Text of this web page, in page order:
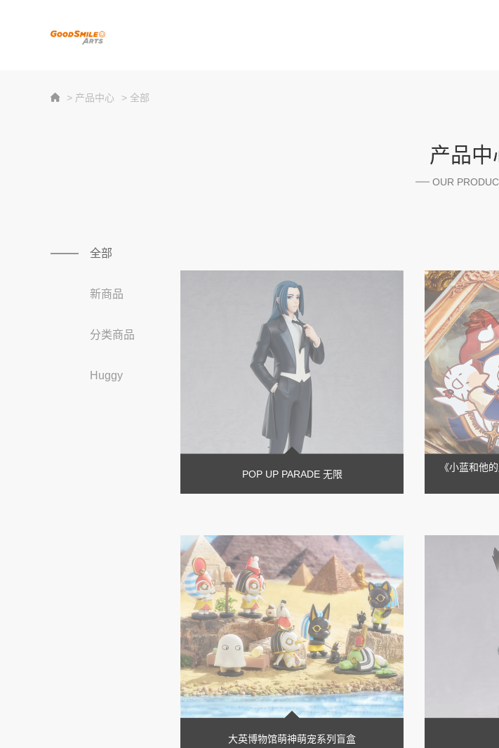
> 产品中心 > 全部
产品中
OUR
全部
新商品
分类商品
Huggy
POP UP PARADE 无限
《小蓝和他
大英博物馆萌神萌宠系列盲盒